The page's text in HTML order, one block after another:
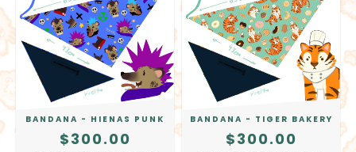
BANDANA - HIENAS PUNK
$300.00
BANDANA - TIGER BAKERY
$300.00